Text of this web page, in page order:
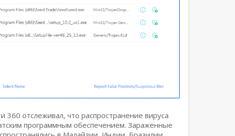
360 отслеживал, что распространение вируса
программным обеспечением. Зараженные